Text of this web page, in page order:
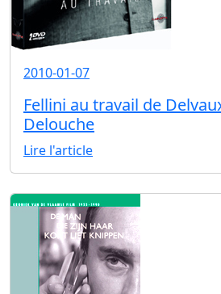
2010-01-07
Fellini au travail de
Delouche
Lire l'article